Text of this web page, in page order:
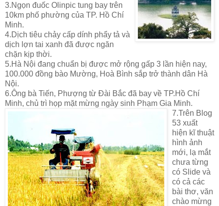
3.Ngọn đuốc Olinpic tung bay trên
10km phố phường của TP. Hồ Chí
Minh.
4.Dịch tiêu chảy cấp dính phẩy tả và
dịch lợn tai xanh đã được ngăn
chặn kịp thời.
5.Hà Nội đang chuẩn bị được mở rộng gấp 3 lần hiện nay,
100.000 đồng bào Mường, Hoà Bình sắp trở thành dân Hà
Nội.
6.Ông bà Tiến, Phượng từ Đài Bắc đã bay về TP.Hồ Chí
Minh, chủ trì họp mặt mừng ngày sinh Phạm Gia Minh.
7.Trên Blog
53 xuất
hiện kĩ thuật
hình ảnh
mới, lạ mắt
chưa từng
có Slide và
có cả các
bài thơ, văn
chào mừng